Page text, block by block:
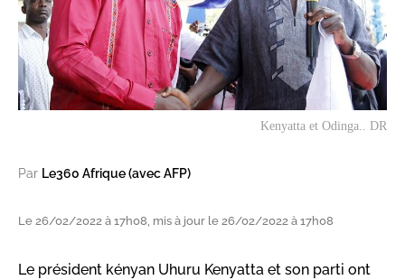
Kenyatta et Odinga.. DR
Par Le360 Afrique (avec AFP)
Le 26/02/2022 à 17h08, mis à jour le 26/02/2022 à 17h08
Le président kényan Uhuru Kenyatta et son parti ont